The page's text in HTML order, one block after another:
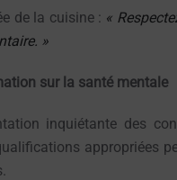
de la cuisine : «
»
sur la santé mentale
inquiétante des
appropriées